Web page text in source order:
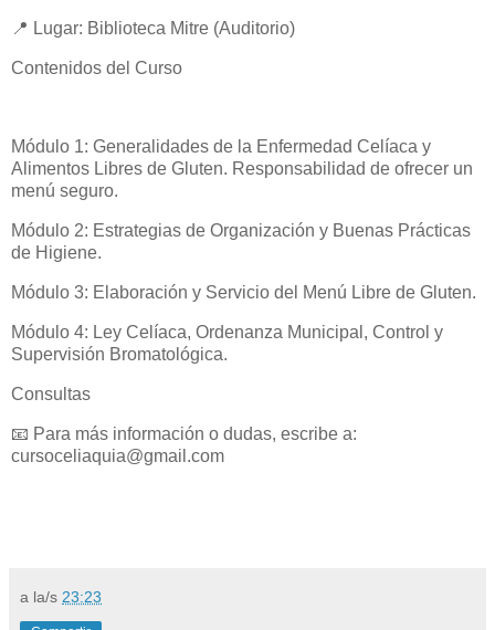
📍 Lugar: Biblioteca Mitre (Auditorio)
Contenidos del Curso
Módulo 1: Generalidades de la Enfermedad Celíaca y
Alimentos Libres de Gluten. Responsabilidad de ofrecer un
menú seguro.
Módulo 2: Estrategias de Organización y Buenas Prácticas
de Higiene.
Módulo 3: Elaboración y Servicio del Menú Libre de Gluten.
Módulo 4: Ley Celíaca, Ordenanza Municipal, Control y
Supervisión Bromatológica.
Consultas
📧 Para más información o dudas, escribe a:
cursoceliaquia@gmail.com
a la/s 23:23